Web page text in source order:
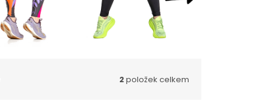
2položek celkem